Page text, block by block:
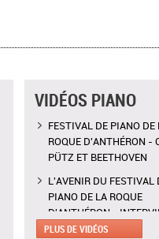
VIDÉOS PIANO
FESTIVAL DE PIANO DE
ROQUE D'ANTHÉRON -
PÜTZ ET BEETHOVEN
L'AVENIR DU FESTIVAL
PIANO DE LA ROQUE
D'ANTHÉRON -
CLAIRE DÉSERT, CO-
PLUS DE VIDÉOS